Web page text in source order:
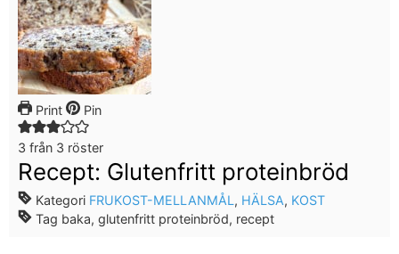
Print Pin
3 från 3 röster
Recept: Glutenfritt proteinbröd
Kategori FRUKOST-MELLANMÅL , HÄLSA, KOST
Tag baka, glutenfritt proteinbröd, recept